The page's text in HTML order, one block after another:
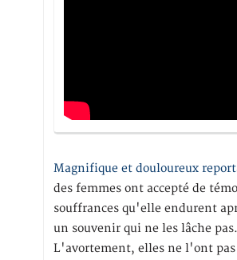
Magnifique et douloureux
des femmes ont accepté de
souffrances qu'elle endurent
un souvenir qui ne les lâche pas.
L'avortement, elles ne l'ont pas